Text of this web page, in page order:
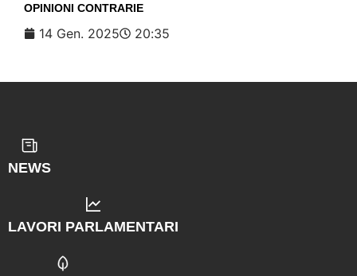
OPINIONI CONTRARIE
14 Gen. 2025 20:35
NEWS
LAVORI PARLAMENTARI